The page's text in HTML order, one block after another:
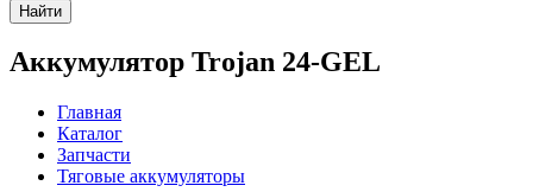
Найти
Аккумулятор Trojan 24-GEL
Главная
Каталог
Запчасти
Тяговые аккумуляторы